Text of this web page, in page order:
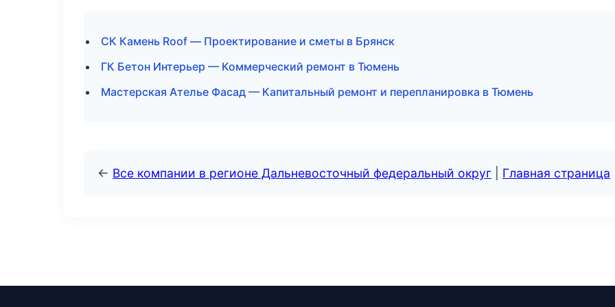
СК Камень Roof — Проектирование и сметы в Брянск
ГК Бетон Интерьер — Коммерческий ремонт в Тюмень
Мастерская Ателье Фасад — Капитальный ремонт и перепланировка в Тюмень
← Все компании в регионе Дальневосточный федеральный округ Главная страница